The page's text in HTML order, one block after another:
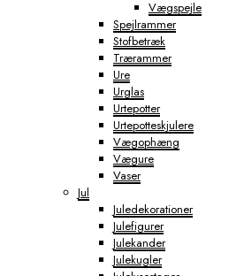
Vægspejle
Spejlrammer
Stofbetræk
Trærammer
Ure
Urglas
Urtepotter
Urtepotteskjulere
Vægophæng
Vægure
Vaser
Jul
Juledekorationer
Julefigurer
Julekander
Julekugler